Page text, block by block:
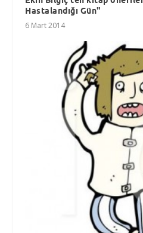
Hastalandığı Gün"
6 Mart 2014